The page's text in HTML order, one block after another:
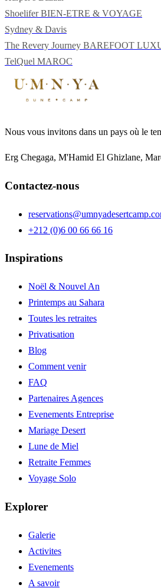
ShoeliferBIEN-ETRE & VOYAGE
Sydney & Davis
The Revery Journey BAREFOOT
TelQuel MAROC
Nous vous invitons dans un pays où le
Erg Chegaga, M'Hamid El Ghizlane,
Contactez-nous
+212 (0)6 00 66 66 16
Inspirations
Noël & Nouvel An
Printemps au Sahara
Toutes les retraites
Privatisation
Blog
Comment venir
FAQ
Partenaires Agences
Evenements Entreprise
Mariage Desert
Lune de Miel
Retraite Femmes
Voyage Solo
Explorer
Galerie
Activites
Evenements
A savoir